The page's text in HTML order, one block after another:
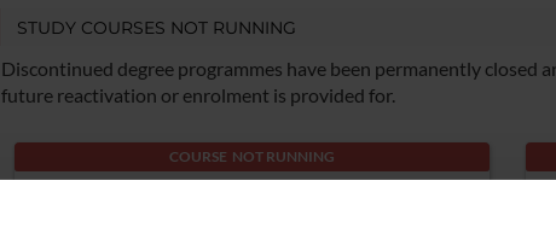
STUDY COURSES NOT RUNNING
Discontinued degree programmes have been permanently closed
future reactivation or enrolment is provided for.
COURSE NOT RUNNING